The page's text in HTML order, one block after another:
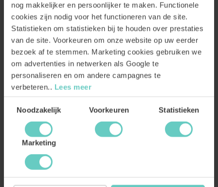
nog makkelijker en persoonlijker te maken. Functionele
cookies zijn nodig voor het functioneren van de site.
Statistieken om statistieken bij te houden over prestaties
van de site. Voorkeuren om onze website op uw eerder
bezoek af te stemmen. Marketing cookies gebruiken we
om advertenties in netwerken als Google te
personaliseren en om andere campagnes te
verbeteren.. Lees meer
Toestemmingsselectie
Noodzakelijk Voorkeuren Statistieken
Marketing
Hulp nodig als je wijn cadeau wilt geven? Stuur ons een e-mailvoor
persoonlijke wijntips.
Veel plezier met het kiezen van je wijn! En kijk naar de reactie van degene
die je wijn cadeau geeft.
Wil je nóg meer uitpakken? Het allermooiste cadeau is een investering in
Neleman met aandelen. Dat cadeau is al mogelijk vanaf € 250. Je leest